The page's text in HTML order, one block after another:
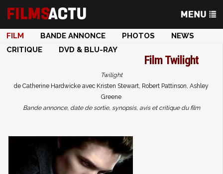
FILM BANDE ANNONCE PHOTOS
NEWS
CRITIQUE
DVD & BLU-RAY
FilmTwilight
Twilight
de Catherine Hardwicke avec Kristen Stewart, Robert Pattinson, Ashley
Greene
Bande annonce, date de sortie, synopsis, avis et critique du film